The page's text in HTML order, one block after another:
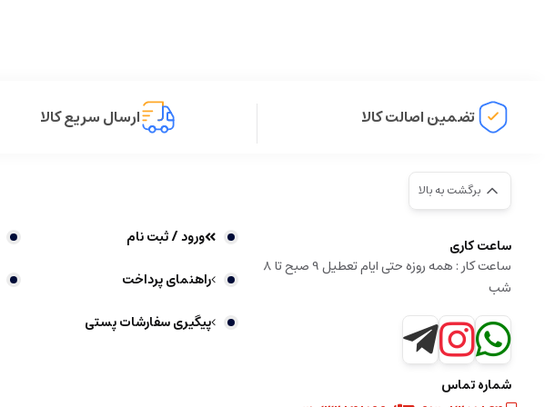
تضمین اصالت کالا ارسال سریع کالا
برگشت به بالا
ساعت کاری
ساعت کار : همه روزه حتی ایام تعطیل 9 صبح تا 8
شب
شماره تماس
ورود / ثبت نام
راهنمای پرداخت
پیگیری سفارشات پستی